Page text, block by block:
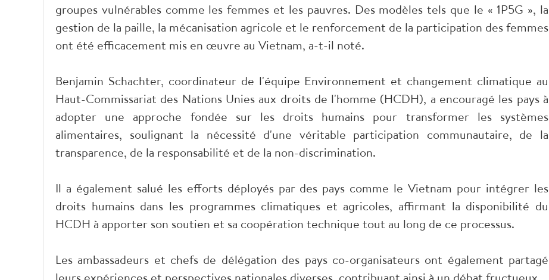
groupes vulnérables comme les femmes et les pauvres. Des modèles tels que le « 1P5G », la
gestion de la paille, la mécanisation agricole et le renforcement de la participation des femmes
ont été efficacement mis en œuvre au Vietnam, a-t-il noté.
Benjamin Schachter, coordinateur de l'équipe Environnement et changement climatique au
Haut-Commissariat des Nations Unies aux droits de l'homme (HCDH), a encouragé les pays à
adopter une approche fondée sur les droits humains pour transformer les systèmes
alimentaires, soulignant la nécessité d'une véritable participation communautaire, de la
transparence, de la responsabilité et de la non-discrimination.
Il a également salué les efforts déployés par des pays comme le Vietnam pour intégrer les
droits humains dans les programmes climatiques et agricoles, affirmant la disponibilité du
HCDH à apporter son soutien et sa coopération technique tout au long de ce processus.
Les ambassadeurs et chefs de délégation des pays co-organisateurs ont également partagé